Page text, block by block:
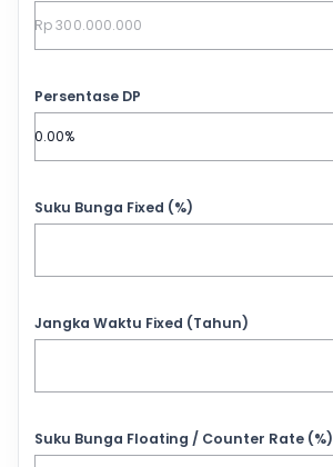
Persentase DP
Suku Bunga Fixed (%)
Jangka Waktu Fixed (Tahun)
Suku Bunga Floating / Counter Rate (%)